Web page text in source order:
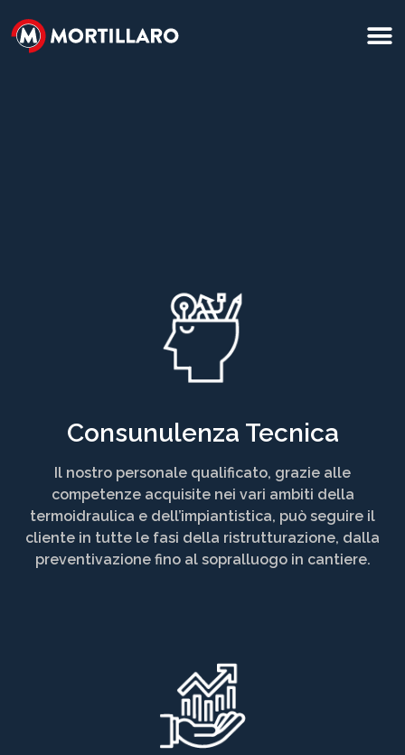
Consunulenza Tecnica
Il nostro personale qualificato, grazie alle
competenze acquisite nei vari ambiti della
termoidraulica e dell’impiantistica, può seguire il
cliente in tutte le fasi della ristrutturazione, dalla
preventivazione fino al sopralluogo in cantiere.